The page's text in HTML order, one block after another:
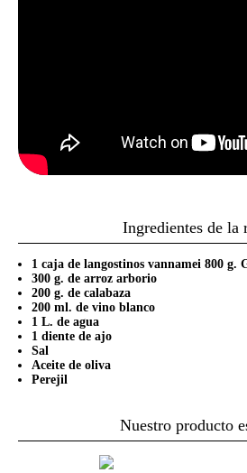
Ingredientes de la
1 caja de langostinos vannamei 800 g.
300 g. de arroz arborio
200 g. de calabaza
200 ml. de vino blanco
1 L. de agua
1 diente de ajo
Sal
Aceite de oliva
Perejil
Nuestro producto